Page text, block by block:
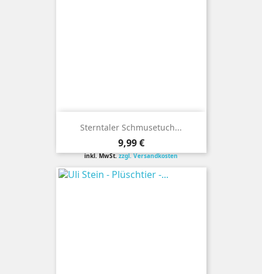
Sterntaler Schmusetuch...
Preis
9,99 €
inkl. MwSt.zzgl. Versandkosten